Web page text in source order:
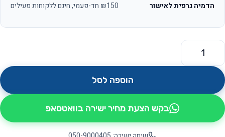
הדמיה גרפית לאישור ₪150 חד-פעמי, חינם ללקוחות פעילים
כמות של אופיס OS9371
הוספה לסל
בקש הצעת מחיר ישירה בוואטסאפ